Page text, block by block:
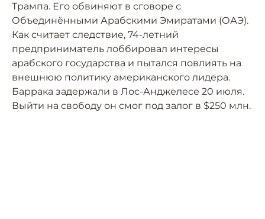
Трампа. Его обвиняют в сговоре с
Объединёнными Арабскими Эмиратами (ОАЭ).
Как считает следствие, 74-летний
предприниматель лоббировал интересы
арабского государства и пытался повлиять на
внешнюю политику американского лидера.
Баррака задержали в Лос-Анджелесе 20 июля.
Выйти на свободу он смог под залог в $250 млн.